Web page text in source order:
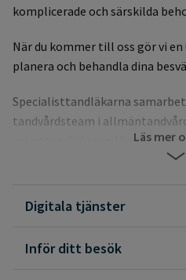
komplicerade och särskilda
När du kommer till oss gör vi
planera och behandla dina
Specialisttandläkarna
tandvårdsteam i
privattandläkarna. Vi ger råd
enskilda patienter både genom
Läs mer
Digitala tjänster
Inför ditt besök